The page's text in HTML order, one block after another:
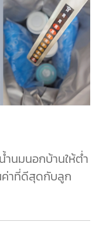
ำนมนอกบ้านให้ต่ำ
าที่ดีสุดกับลูก